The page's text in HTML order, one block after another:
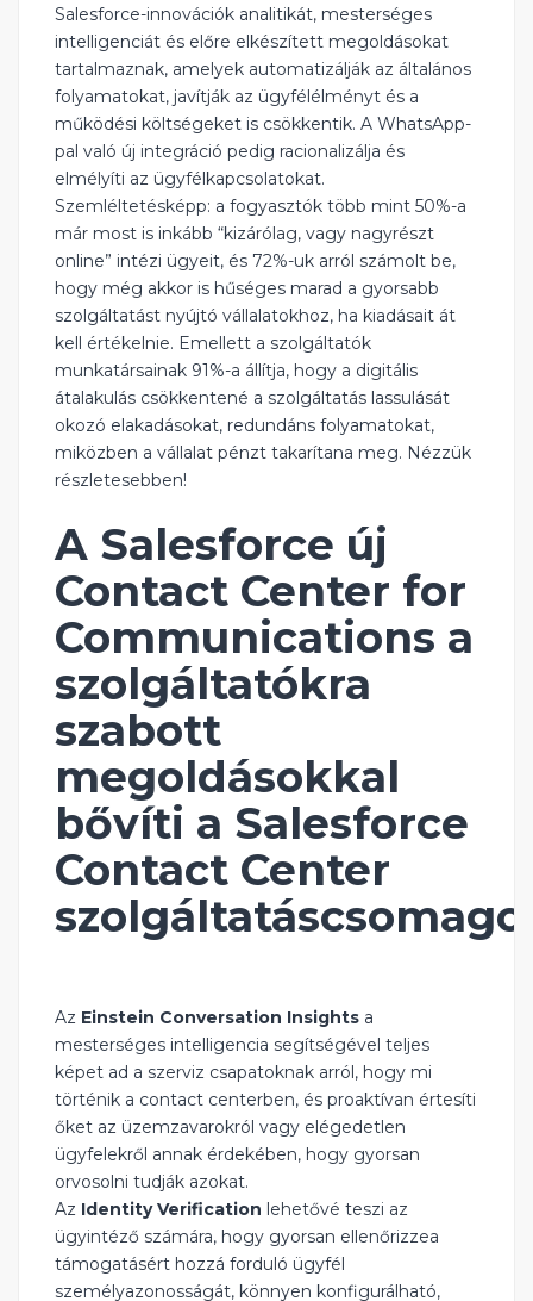
Salesforce-innovációk analitikát, mesterséges
intelligenciát és előre elkészített megoldásokat
tartalmaznak, amelyek automatizálják az általános
folyamatokat, javítják az ügyfélélményt és a
működési költségeket is csökkentik. A WhatsApp-
pal való új integráció pedig racionalizálja és
elmélyíti az ügyfélkapcsolatokat.
Szemléltetésképp: a fogyasztók több mint 50%-a
már most is inkább “kizárólag, vagy nagyrészt
online” intézi ügyeit, és 72%-uk arról számolt be,
hogy még akkor is hűséges marad a gyorsabb
szolgáltatást nyújtó vállalatokhoz, ha kiadásait át
kell értékelnie. Emellett a szolgáltatók
munkatársainak 91%-a állítja, hogy a digitális
átalakulás csökkentené a szolgáltatás lassulását
okozó elakadásokat, redundáns folyamatokat,
miközben a vállalat pénzt takarítana meg. Nézzük
részletesebben!
A Salesforce új
Contact Center for
Communications a
szolgáltatókra
szabott
megoldásokkal
bővíti a Salesforce
Contact Center
Az Einstein Conversation Insights a
mesterséges intelligencia segítségével teljes
képet ad a szerviz csapatoknak arról, hogy mi
történik a contact centerben, és proaktívan értesíti
őket az üzemzavarokról vagy elégedetlen
ügyfelekről annak érdekében, hogy gyorsan
orvosolni tudják azokat.
Az Identity Verification lehetővé teszi az
ügyintéző számára, hogy gyorsan ellenőrizzea
támogatásért hozzá forduló ügyfél
személyazonosságát, könnyen konfigurálható,